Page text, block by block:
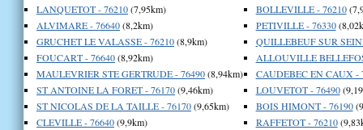
LANQUETOT - 76210(7,95km)
ALVIMARE - 76640(8,2km)
GRUCHET LE VALASSE - 76210(8,9km)
FOUCART - 76640(8,92km)
MAULEVRIER STE GERTRUDE - 76490(8,94km)
ST ANTOINE LA FORET - 76170(9,46km)
ST NICOLAS DE LA TAILLE - 76170(9,65km)
CLEVILLE - 76640(9,9km)
BOLLEVILLE - 76210
PETIVILLE - 76330
QUILLEBEUF SUR
ALLOUVILLE
CAUDEBEC EN CAUX -
LOUVETOT - 76490
BOIS HIMONT - 76190
RAFFETOT - 76210